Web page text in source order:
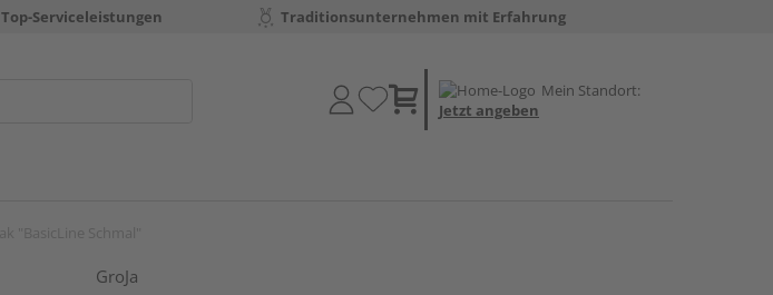
Top-Serviceleistungen Traditionsunternehmen mit Erfahrung
Mein Standort:
Jetzt angeben
GroJa